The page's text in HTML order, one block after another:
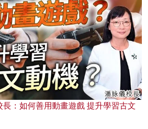
：如何善用動畫遊戲 提升學習古文